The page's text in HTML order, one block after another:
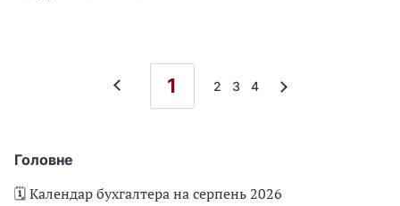
Головне
🗓️ Календар бухгалтера на серпень 2026
1 2 3 4